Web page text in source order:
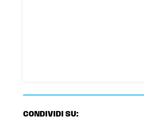
CONDIVIDI SU: